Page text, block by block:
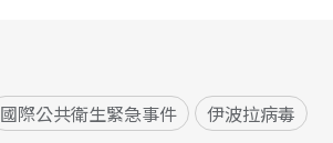
國際公共衛生緊急事件 伊波拉病毒